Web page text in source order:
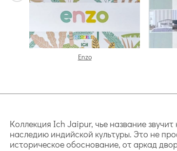
Enzo
Коллекция Ich Jaipur, чье название
наследию индийской культуры. Это не
историческое обоснование, от аркад